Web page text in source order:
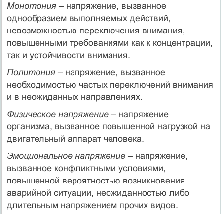
Монотония– напряжение, вызванное
однообразием выполняемых действий,
невозможностью переключения внимания,
повышенными требованиями как к концентрации,
так и устойчивости внимания.
Политония– напряжение, вызванное
необходимостью частых переключений внимания
и в неожиданных направлениях.
Физическое напряжение– напряжение
организма, вызванное повышенной нагрузкой на
двигательный аппарат человека.
Эмоциональное напряжение– напряжение,
вызванное конфликтными условиями,
повышенной вероятностью возникновения
аварийной ситуации, неожиданностью либо
длительным напряжением прочих видов.